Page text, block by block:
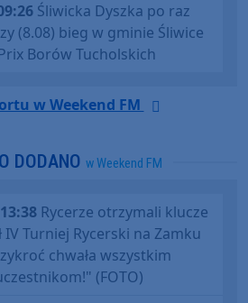
Śliwicka Dyszka po raz
(8.08) bieg w gminie Śliwice
Borów Tucholskich
w Weekend FM
DODANO w Weekend FM
13:38 Rycerze otrzymali klucze
IV Turniej Rycerski na Zamku
chwała wszystkim
(FOTO)